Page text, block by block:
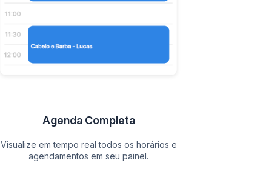
Agenda Completa
Visualize em tempo real todos os horários e
agendamentos em seu painel.